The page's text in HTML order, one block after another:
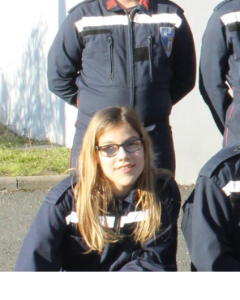
BULLETINS
EN
LIGNE
AGENDA
LA
SUZE
AU
DÉBUT
DU
20ÈME
SIÈCLE